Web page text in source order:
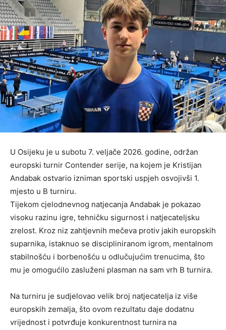
U Osijeku je u subotu 7. veljače 2026. godine, održan
europski turnir Contender serije, na kojem je Kristijan
Andabak ostvario izniman sportski uspjeh osvojivši 1.
mjesto u B turniru.
Tijekom cjelodnevnog natjecanja Andabak je pokazao
visoku razinu igre, tehničku sigurnost i natjecateljsku
zrelost. Kroz niz zahtjevnih mečeva protiv jakih europskih
suparnika, istaknuo se discipliniranom igrom, mentalnom
stabilnošću i borbenošću u odlučujućim trenucima, što
mu je omogućilo zasluženi plasman na sam vrh B turnira.
Na turniru je sudjelovao velik broj natjecatelja iz više
europskih zemalja, što ovom rezultatu daje dodatnu
vrijednost i potvrđuje konkurentnost turnira na